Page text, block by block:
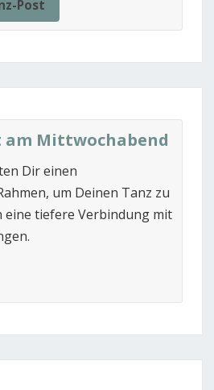
Post
am Mittwochabend
Dir einen
um Deinen Tanz zu
eine tiefere Verbindung mit